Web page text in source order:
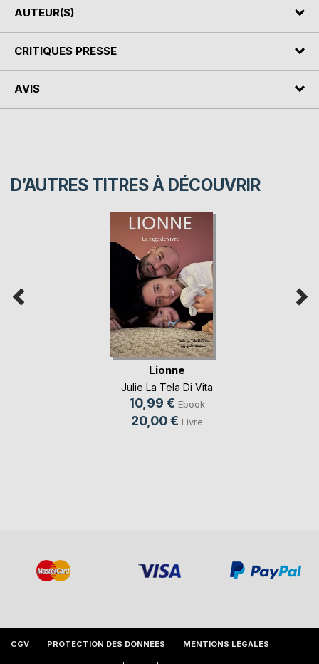
AUTEUR(S)
CRITIQUES PRESSE
AVIS
D’AUTRES TITRES À DÉCOUVRIR
Lionne
Julie La Tela Di Vita
10,99 € Ebook
20,00 € Livre
CGV PROTECTION DES DONNÉES MENTIONS LÉGALES